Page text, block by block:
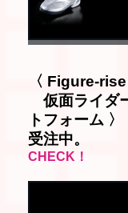
〈 Figure-
仮面ライダ
トフォーム
受注中。
CHECK！